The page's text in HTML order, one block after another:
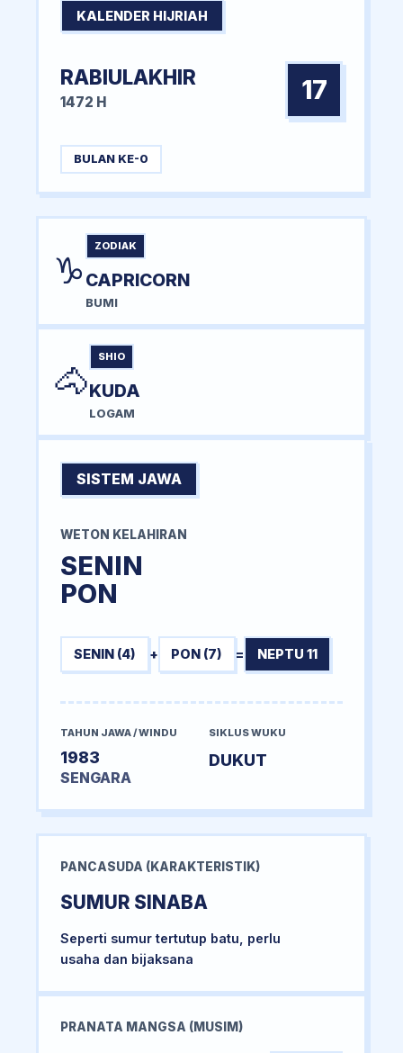
KALENDER HIJRIAH
RABIULAKHIR
1472 H 17
BULAN KE-0
♑
ZODIAK
CAPRICORN
BUMI
🐴
SHIO
KUDA
LOGAM
SISTEM JAWA
WETON KELAHIRAN
SENIN
PON
SENIN (4) + PON (7) = NEPTU 11
TAHUN JAWA / WINDU
1983
SENGARA
SIKLUS WUKU
DUKUT
PANCASUDA (KARAKTERISTIK)
SUMUR SINABA
Seperti sumur tertutup batu, perlu
usaha dan bijaksana
PRANATA MANGSA (MUSIM)